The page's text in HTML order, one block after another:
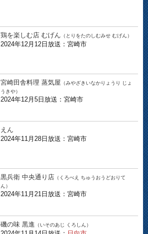
鶏を楽しむ店 むげん （とりをたのしむみせ むげん）
2024年12月12日放送：宮崎市
宮崎田舎料理 蒸気屋 （みやざきいなかりょうり じょ
うきや）
2024年12月5日放送：宮崎市
えん
2024年11月28日放送：宮崎市
黒兵衛 中央通り店 （くろべえ ちゅうおうどおりて
ん）
2024年11月21日放送：宮崎市
磯の味 黒進 （いそのあじ くろしん）